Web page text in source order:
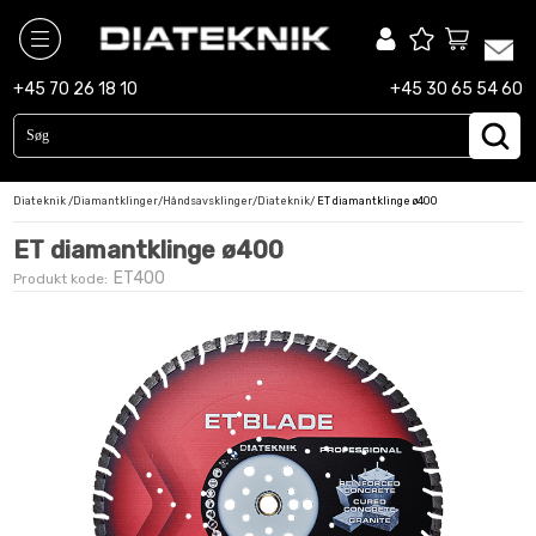
+45 70 26 18 10 +45 30 65 54 60
diamantklinger
maskiner
slibekopper
tilbehør
Diateknik / Diamantklinger/ Håndsavsklinger/ Diateknik/ ET diamantklinge ø400
ET diamantklinge ø400
Produkt kode: ET400